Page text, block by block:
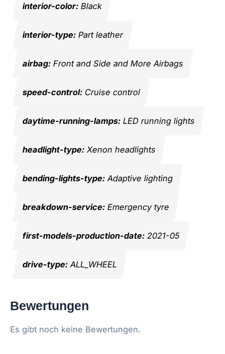
interior-color:Black
interior-type:Part leather
airbag:Front and Side and More Airbags
speed-control:Cruise control
daytime-running-lamps:LED running lights
headlight-type:Xenon headlights
bending-lights-type:Adaptive lighting
breakdown-service:Emergency tyre
first-models-production-date:2021-05
drive-type:ALL_WHEEL
Bewertungen
Es gibt noch keine Bewertungen.